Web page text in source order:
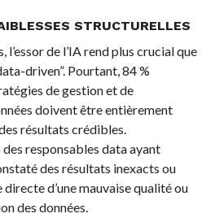
STRUCTURELLES
l’essor de l’IA rend plus crucial que
driven”. Pourtant, 84 %
de gestion et de
doivent être entièrement
résultats crédibles.
des responsables data ayant
des résultats inexacts ou
d’une mauvaise qualité ou
des données.